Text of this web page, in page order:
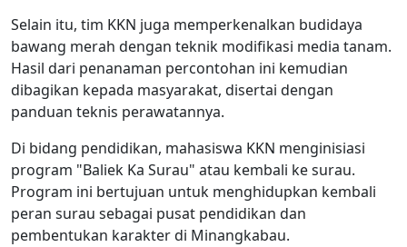
Selain itu, tim KKN juga memperkenalkan budidaya
bawang merah dengan teknik modifikasi media tanam.
Hasil dari penanaman percontohan ini kemudian
dibagikan kepada masyarakat, disertai dengan
panduan teknis perawatannya.
Di bidang pendidikan, mahasiswa KKN menginisiasi
program "Baliek Ka Surau" atau kembali ke surau.
Program ini bertujuan untuk menghidupkan kembali
peran surau sebagai pusat pendidikan dan
pembentukan karakter di Minangkabau.